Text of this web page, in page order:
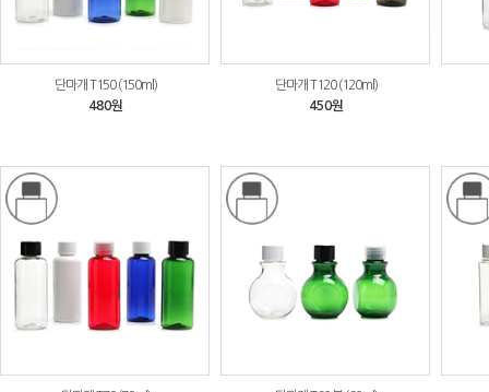
단마개 T150 (150ml)
480원
단마개 T120 (120ml)
450원